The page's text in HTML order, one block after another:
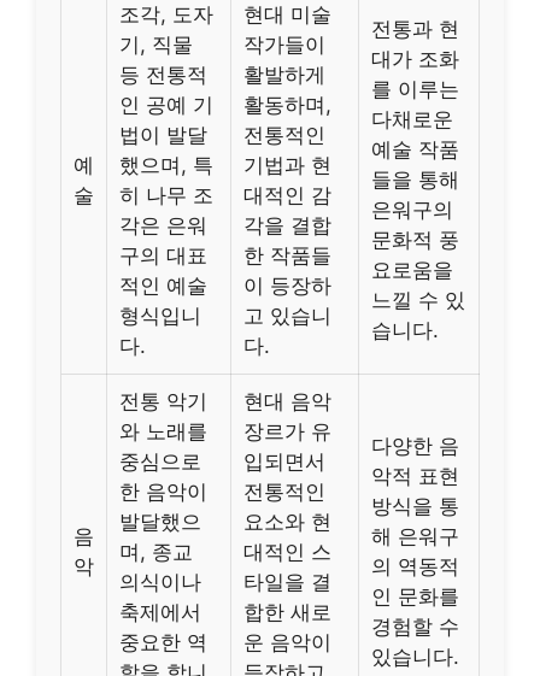
예
술
조각, 도자
기, 직물
등 전통적
인 공예 기
법이 발달
했으며, 특
히 나무 조
각은 은워
구의 대표
적인 예술
형식입니
다.
현대 미술
작가들이
활발하게
활동하며,
전통적인
기법과 현
대적인 감
각을 결합
한 작품들
이 등장하
고 있습니
다.
전통과 현
대가 조화
를 이루는
다채로운
예술 작품
들을 통해
은워구의
문화적 풍
요로움을
느낄 수 있
습니다.
음
악
전통 악기
와 노래를
중심으로
한 음악이
발달했으
며, 종교
의식이나
축제에서
중요한 역
현대 음악
장르가 유
입되면서
전통적인
요소와 현
대적인 스
타일을 결
합한 새로
운 음악이
다양한 음
악적 표현
방식을 통
해 은워구
의 역동적
인 문화를
경험할 수
있습니다.